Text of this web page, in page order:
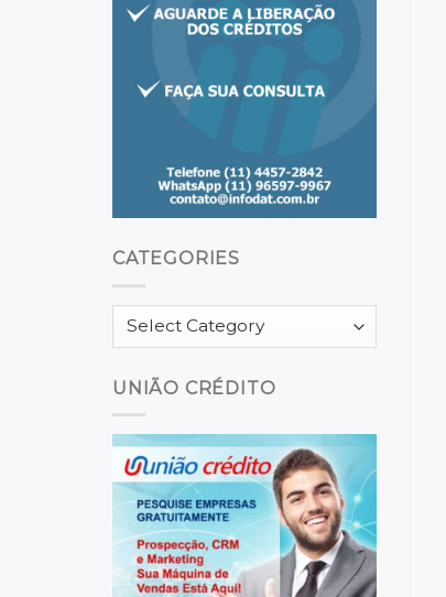
CATEGORIES
Categories
UNIÃO CRÉDITO